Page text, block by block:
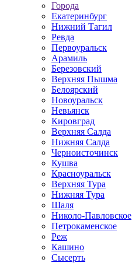
Города
Екатеринбург
Нижний Тагил
Ревда
Первоуральск
Арамиль
Березовский
Верхняя Пышма
Белоярский
Новоуральск
Невьянск
Кировград
Верхняя Салда
Нижняя Салда
Черноисточинск
Кушва
Красноуральск
Верхняя Тура
Нижняя Тура
Шаля
Николо-Павловское
Петрокаменское
Реж
Кашино
Сысерть